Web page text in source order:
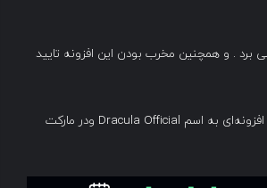
. و همچنین مخرب بودن این افزونه تایید
برای آزمایش اخیر خود، کارشناسانی مثل Amit Assaraf، Itay Kruk و Idan Dardikman افزونه‌ای به اسم Dracula Official ودر مارکت